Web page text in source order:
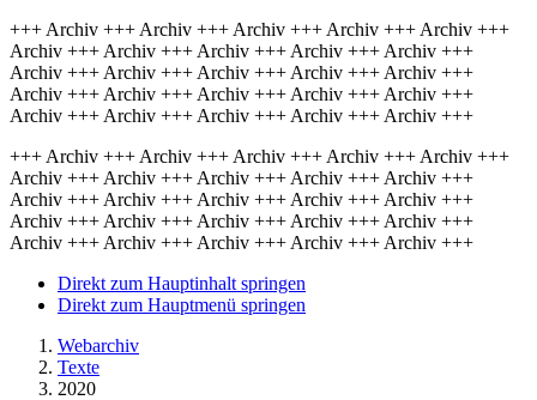
+++ Archiv +++ Archiv +++ Archiv +++ Archiv +++ Archiv +++
Archiv +++ Archiv +++ Archiv +++ Archiv +++ Archiv +++
Archiv +++ Archiv +++ Archiv +++ Archiv +++ Archiv +++
Archiv +++ Archiv +++ Archiv +++ Archiv +++ Archiv +++
Archiv +++ Archiv +++ Archiv +++ Archiv +++ Archiv +++
+++ Archiv +++ Archiv +++ Archiv +++ Archiv +++ Archiv +++
Archiv +++ Archiv +++ Archiv +++ Archiv +++ Archiv +++
Archiv +++ Archiv +++ Archiv +++ Archiv +++ Archiv +++
Archiv +++ Archiv +++ Archiv +++ Archiv +++ Archiv +++
Archiv +++ Archiv +++ Archiv +++ Archiv +++ Archiv +++
Direkt zum Hauptinhalt springen
Direkt zum Hauptmenü springen
Webarchiv
Texte
2020